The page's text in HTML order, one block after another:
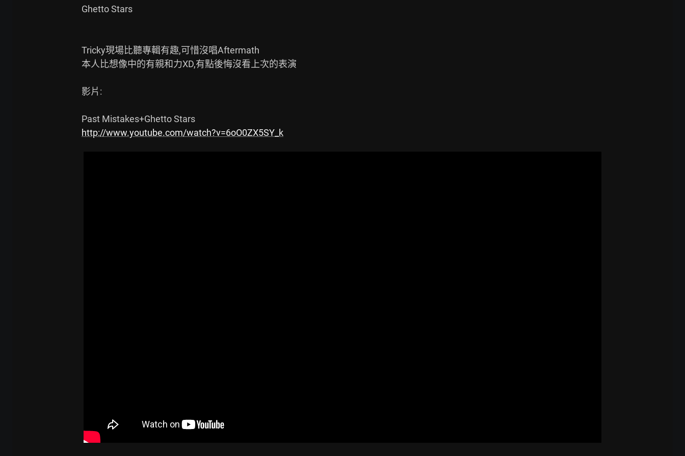
Ghetto Stars
Tricky現場比聽專輯有趣,可惜沒唱Aftermath
本人比想像中的有親和力XD,有點後悔沒看上次的表演
影片:
http://www.youtube.com/watch?v=6oO0ZX5SY_k